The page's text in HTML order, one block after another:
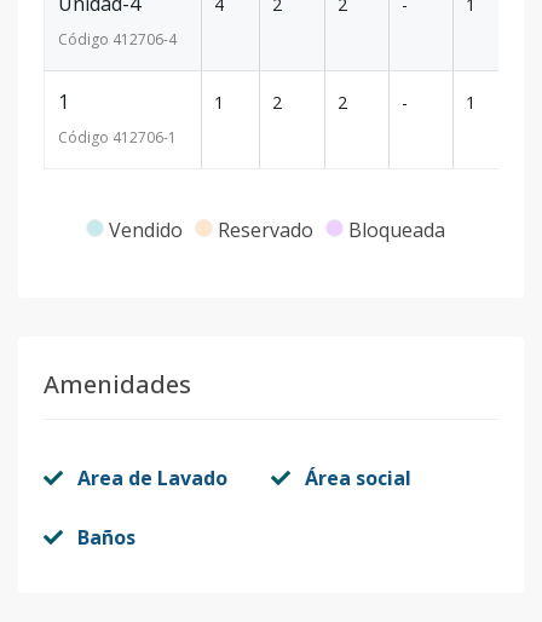
Código 412706-4
1
Código 412706-1
1 2 2 - 1
Vendido Reservado Bloqueada
Amenidades
Area de Lavado Área social
Baños